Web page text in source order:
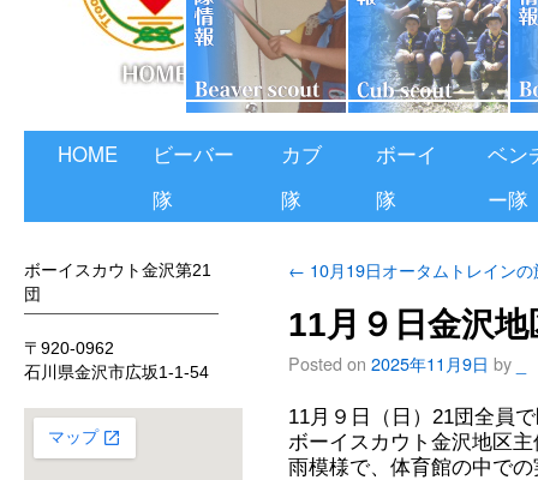
HOME
ビーバー
隊
カブ
隊
ボーイ
隊
ベン
ー隊
ボーイスカウト金沢第21
団
〒920-0962
石川県金沢市広坂1-1-54
← 10月19日オータムトレインの
11月９日金沢
Posted on 2025年11月9日 by
11月９日（日）21団全員
ボーイスカウト金沢地区
雨模様で、体育館の中で